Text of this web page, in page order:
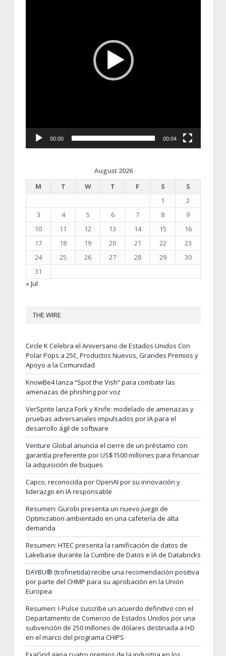
00:00 00:04
August 2026
M
T W T F S
S
1
2
3
4 5 6 7 8
9
10
11 12 13 14 15
16
17
18 19 20 21 22
23
24
25 26 27 28 29
30
31
« Jul
THE WIRE
Circle K Celebra el Aniversario de Estados Unidos Con
Polar Pops a 25¢, Productos Nuevos, Grandes Premios y
Apoyo a la Comunidad
KnowBe4 lanza “Spot the Vish” para combatir las
amenazas de phishing por voz
VerSprite lanza Fork y Knife: modelado de amenazas y
pruebas adversariales impulsados por IA para el
desarrollo ágil de software
Venture Global anuncia el cierre de un préstamo con
garantía preferente por US$1500 millones para financiar
la adquisición de buques
Capco, reconocida por OpenAI por su innovación y
liderazgo en IA responsable
Resumen: Gurobi presenta un nuevo juego de
Optimization ambientado en una cafetería de alta
demanda
Resumen: HTEC presenta la ramificación de datos de
Lakebase durante la Cumbre de Datos e IA de Databricks
DAYBU® (trofinetida) recibe una recomendación positiva
por parte del CHMP para su aprobación en la Unión
Europea
Resumen: I-Pulse suscribe un acuerdo definitivo con el
Departamento de Comercio de Estados Unidos por una
subvención de 250 millones de dólares destinada a I+D
en el marco del programa CHIPS